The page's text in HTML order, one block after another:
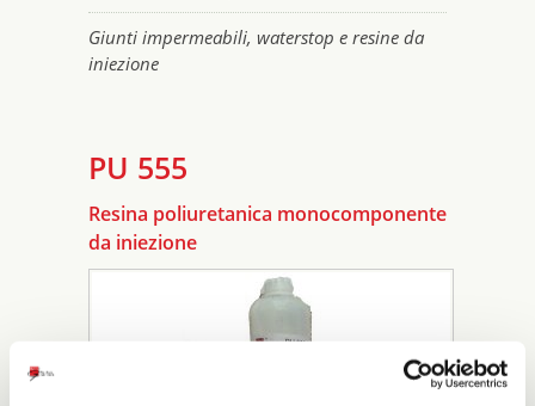
Giunti impermeabili, waterstop e resine da
iniezione
PU 555
Resina poliuretanica monocomponente
da iniezione